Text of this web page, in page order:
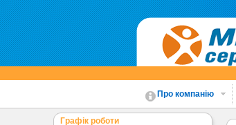
Про компанію
Графік роботи